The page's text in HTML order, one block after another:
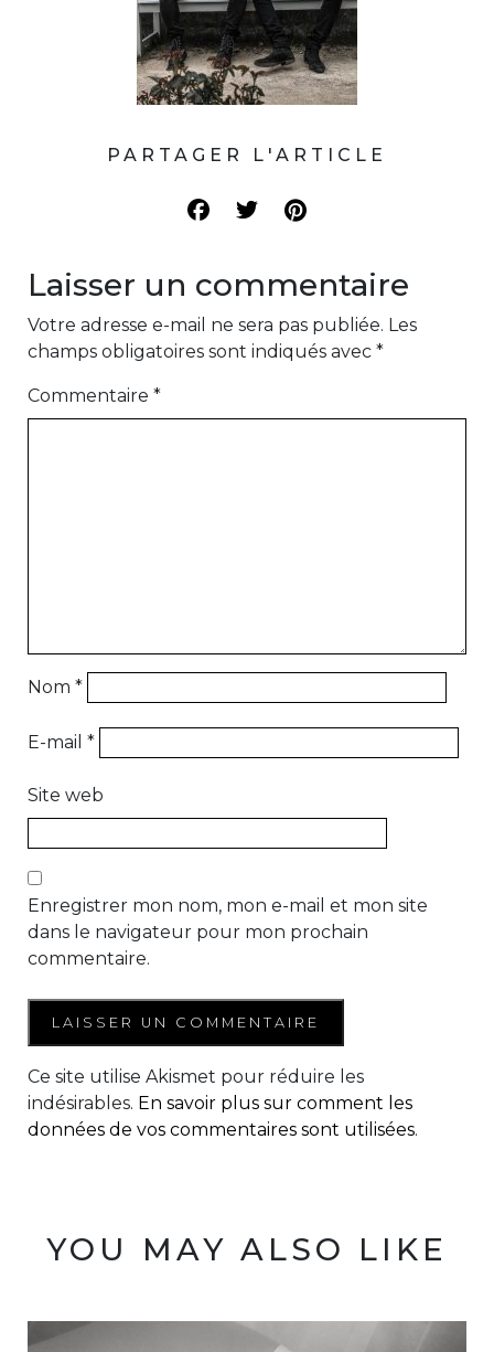
PARTAGER L'ARTICLE
Laisser un commentaire
Votre adresse e-mail ne sera pas publiée. Les
champs obligatoires sont indiqués avec *
Commentaire *
Nom *
E-mail *
Site web
Enregistrer mon nom, mon e-mail et mon site
dans le navigateur pour mon prochain
commentaire.
Ce site utilise Akismet pour réduire les
indésirables. En savoir plus sur comment les
données de vos commentaires sont utilisées.
YOU MAY ALSO LIKE